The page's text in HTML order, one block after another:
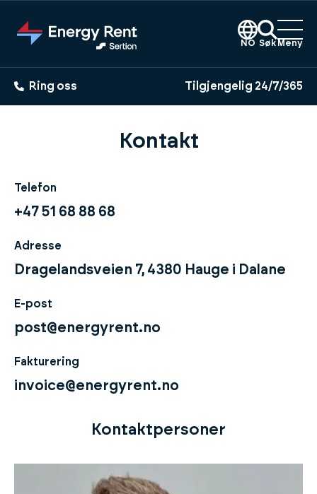
hovedinnhold
NO Søk Meny
Ring oss Tilgjengelig 24/7/365
Kontakt
Telefon
+47 51 68 88 68
Adresse
Dragelandsveien 7, 4380 Hauge i Dalane
E-post
post@energyrent.no
Fakturering
invoice@energyrent.no
Kontaktpersoner